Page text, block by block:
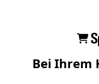
Bei Ihrem